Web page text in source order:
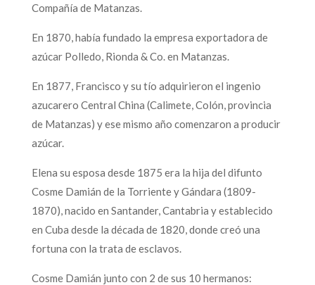
Compañía de Matanzas.
En 1870, había fundado la empresa exportadora de
azúcar Polledo, Rionda & Co. en Matanzas.
En 1877, Francisco y su tío adquirieron el ingenio
azucarero Central China (Calimete, Colón, provincia
de Matanzas) y ese mismo año comenzaron a producir
azúcar.
Elena su esposa desde 1875 era la hija del difunto
Cosme Damián de la Torriente y Gándara (1809-
1870), nacido en Santander, Cantabria y establecido
en Cuba desde la década de 1820, donde creó una
fortuna con la trata de esclavos.
Cosme Damián junto con 2 de sus 10 hermanos: